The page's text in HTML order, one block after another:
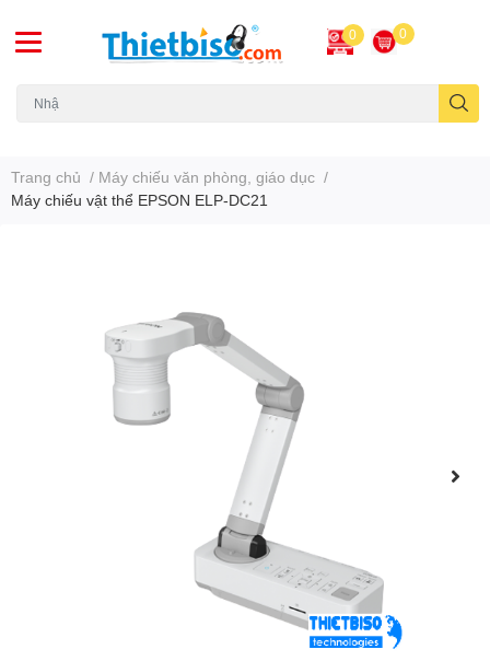
0 0
Trang chủ / Máy chiếu văn phòng, giáo dục /
Máy chiếu vật thể EPSON ELP-DC21